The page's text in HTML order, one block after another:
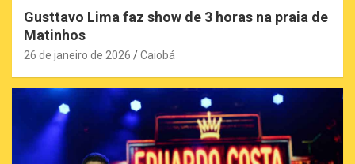
Gusttavo Lima faz show de 3 horas na praia de
Matinhos
26 de janeiro de 2026 Caiobá